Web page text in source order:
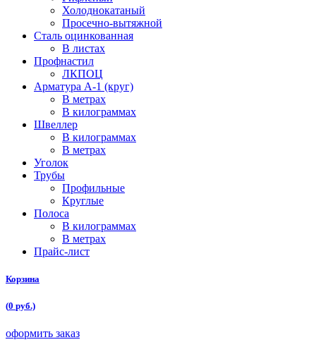
Холоднокатаный
Проcечно-вытяжной
Сталь оцинкованная
В листах
Профнастил
ЛКПОЦ
Арматура А-1 (круг)
В метрах
В килограммах
Швеллер
В килограммах
В метрах
Уголок
Трубы
Профильные
Круглые
Полоса
В килограммах
В метрах
Прайс-лист
Корзина
(0 руб.)
оформить заказ